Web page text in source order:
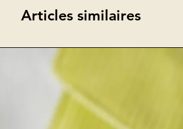
Articles similaires